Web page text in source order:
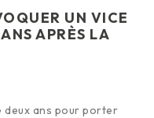
UN VICE
APRÈS LA
deux ans pour porter